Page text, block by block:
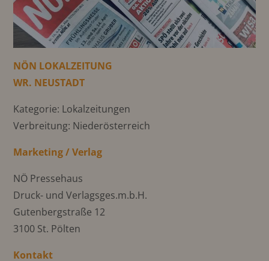
NÖN LOKALZEITUNG
WR. NEUSTADT
Kategorie: Lokalzeitungen
Verbreitung: Niederösterreich
Marketing / Verlag
NÖ Pressehaus
Druck- und Verlagsges.m.b.H.
Gutenbergstraße 12
3100 St. Pölten
Kontakt